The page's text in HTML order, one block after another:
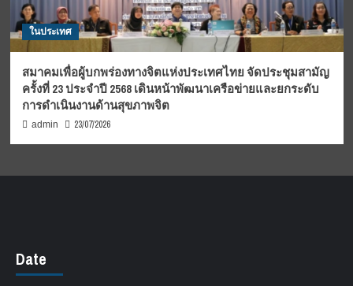
ในประเทศ
สมาคมเพื่อผู้บกพร่องทางจิตแห่งประเทศไทย จัดประชุมสามัญ
ครั้งที่ 23 ประจำปี 2568 เดินหน้าพัฒนาเครือข่ายและยกระดับ
การดำเนินงานด้านสุขภาพจิต
admin 23/07/2026
Date